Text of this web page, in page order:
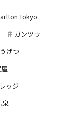
Tokyo
ガンツウ
げつ
ッジ
泉